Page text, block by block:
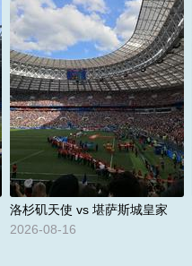
洛杉矶天使 vs 堪萨斯城皇
家
地点：阿纳海姆/天使球场
时间：2026-08-16
价格：￥0起
洛杉矶天使 vs 堪萨斯城皇家
2026-08-16